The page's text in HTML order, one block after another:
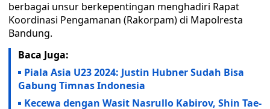
berbagai unsur berkepentingan menghadiri Rapat
Koordinasi Pengamanan (Rakorpam) di Mapolresta
Bandung.
Baca Juga:
Piala Asia U23 2024: Justin Hubner Sudah Bisa
Gabung Timnas Indonesia
Kecewa dengan Wasit Nasrullo Kabirov, Shin Tae-